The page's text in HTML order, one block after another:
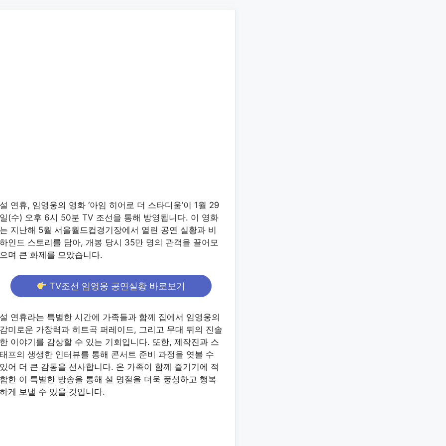
설 연휴, 임영웅의 영화 ‘아임 히어로 더 스타디움’이 1월 29
일(수) 오후 6시 50분 TV 조선을 통해 방영됩니다. 이 영화
는 지난해 5월 서울월드컵경기장에서 열린 공연 실황과 비
하인드 스토리를 담아, 개봉 당시 35만 명의 관객을 끌어모
으며 큰 화제를 모았습니다.
TV조선 임영웅 공연실황 바로보기
설 연휴라는 특별한 시간에 가족들과 함께 집에서 임영웅의
감미로운 가창력과 히트곡 퍼레이드, 그리고 무대 뒤의 진솔
한 이야기를 감상할 수 있는 기회입니다. 또한, 제작진과 스
태프의 생생한 인터뷰를 통해 콘서트 준비 과정을 엿볼 수
있어 더 큰 감동을 선사합니다. 온 가족이 함께 즐기기에 적
합한 이 특별한 방송을 통해 설 명절을 더욱 풍성하고 행복
하게 보낼 수 있을 것입니다.